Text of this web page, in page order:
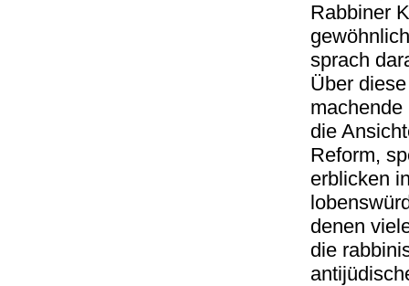
Rabbiner
sprach
Über
die
Reform,
erblicken
denen
die